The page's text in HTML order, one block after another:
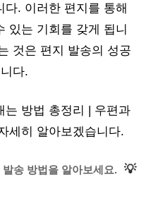
. 이러한 편지를 통해
있는 기회를 갖게 됩니
것은 편지 발송의 성공
다.
는 방법 총정리 | 우편과
세히 알아보겠습니다.
송 방법을 알아보세요. 💡